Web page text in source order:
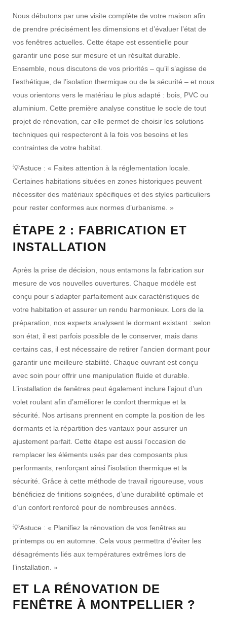
Nous débutons par une visite complète de votre maison afin
de prendre précisément les dimensions et d’évaluer l’état de
vos fenêtres actuelles . Cette étape est essentielle pour
garantir une pose sur mesure et un résultat durable.
Ensemble, nous discutons de vos priorités – qu’il s’agisse de
l’esthétique , de l’isolation thermique ou de la sécurité – et nous
vous orientons vers le matériau le plus adapté : bois PVC ou
aluminium . Cette première analyse constitue le socle de tout
projet de rénovation , car elle permet de choisir les solutions
techniques qui respecteront à la fois vos besoins et les
contraintes de votre habitat.
💡Astuce : « Faites attention à la réglementation locale
Certaines habitations situées en zones historiques peuvent
nécessiter des matériaux spécifiques et des styles particuliers
pour rester conformes aux normes d’urbanisme . »
ÉTAPE 2 : FABRICATION ET
INSTALLATION
Après la prise de décision, nous entamons la fabrication sur
mesure de vos nouvelles ouvertures. Chaque modèle est
conçu pour s’adapter parfaitement aux caractéristiques de
votre habitation et assurer un rendu harmonieux. Lors de la
préparation, nos experts analysent le dormant existant : selon
son état, il est parfois possible de le conserver, mais dans
certains cas, il est nécessaire de retirer l’ancien dormant pour
garantir une meilleure stabilité. Chaque ouvrant est conçu
avec soin pour offrir une manipulation fluide et durable.
L’installation de fenêtres peut également inclure l’ajout d’un
volet roulant afin d’améliorer le confort thermique et la
sécurité. Nos artisans prennent en compte la position de les
dormants et la répartition des vantaux pour assurer un
ajustement parfait. Cette étape est aussi l’occasion de
remplacer les éléments usés par des composants plus
performants, renforçant ainsi l’isolation thermique et la
sécurité . Grâce à cette méthode de travail rigoureuse, vous
bénéficiez de finitions soignées , d’une durabilité optimale et
d’un confort renforcé pour de nombreuses années.
💡Astuce : « Planifiez la rénovation de vos fenêtres au
printemps ou en automne . Cela vous permettra d’éviter les
désagréments liés aux températures extrêmes lors de
l’installation . »
ET LA RÉNOVATION DE
FENÊTRE À MONTPELLIER ?